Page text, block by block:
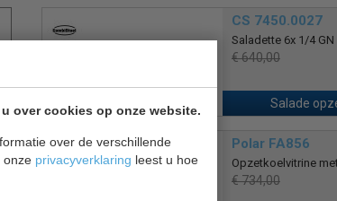
over cookies op onze website.
over de verschillende
onze privacyverklaring leest u hoe
CS 7450.0027
Saladette 6x 1/4 GN
€ 640,00
Salade
Polar FA856
Opzetkoelvitrine
€ 734,00